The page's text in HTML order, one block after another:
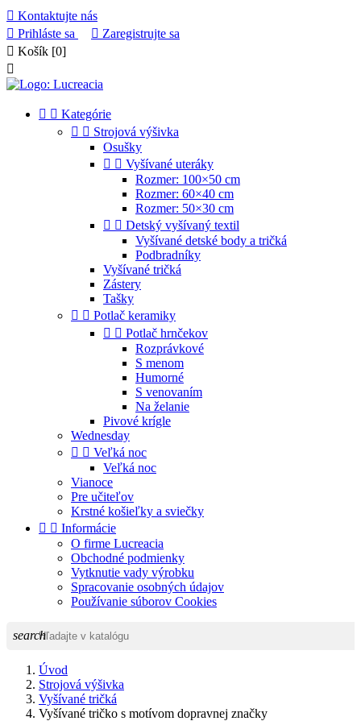
 Kontaktujte nás
 Prihláste sa  Zaregistrujte sa
 Košík [0]

  Kategórie
  Strojová výšivka
Osušky
  Vyšívané uteráky
Rozmer: 100×50 cm
Rozmer: 60×40 cm
Rozmer: 50×30 cm
  Detský vyšívaný textil
Vyšívané detské body a tričká
Podbradníky
Vyšívané tričká
Zástery
Tašky
  Potlač keramiky
  Potlač hrnčekov
Rozprávkové
S menom
Humorné
S venovaním
Na želanie
Pivové krígle
Wednesday
  Veľká noc
Veľká noc
Vianoce
Pre učiteľov
Krstné košieľky a sviečky
  Informácie
O firme Lucreacia
Obchodné podmienky
Vytknutie vady výrobku
Spracovanie osobných údajov
Používanie súborov Cookies
search
Úvod
Strojová výšivka
Vyšívané tričká
Vyšívané tričko s motívom dopravnej značky